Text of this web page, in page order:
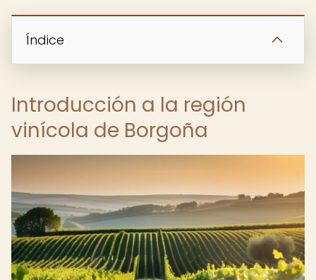
Índice
Introducción a la región
vinícola de Borgoña